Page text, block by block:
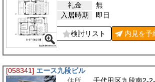
礼金
無
入居時期
即日
検討リスト 内見を予
[058341] エース九段ビル
住所
千代田区九段南2-